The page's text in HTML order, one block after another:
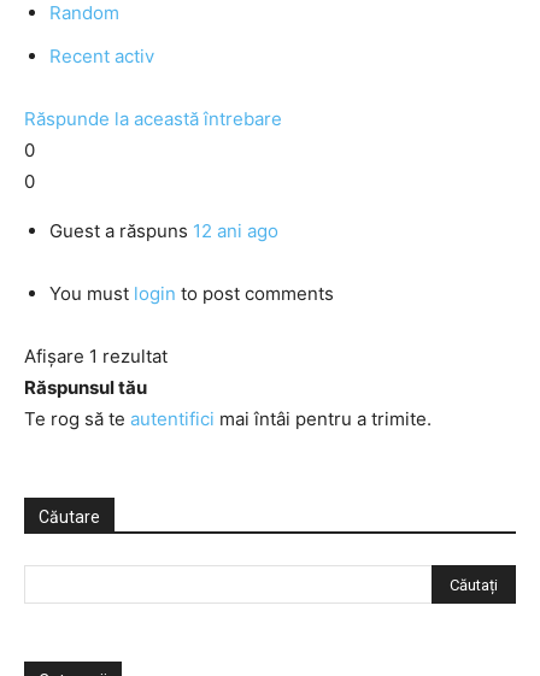
Random
Recent activ
Răspunde la această întrebare
0
0
Guest a răspuns 12 ani ago
You must login to post comments
Afișare 1 rezultat
Răspunsul tău
Te rog să te autentifici mai întâi pentru a trimite.
Căutare